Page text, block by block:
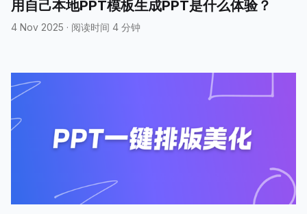
用自己本地PPT模板生成PPT是什么体验？
4 Nov 2025 · 阅读时间 4 分钟